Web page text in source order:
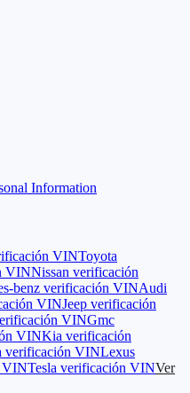
Information
VINToyota
VINNissan verificación
benz verificación VINAudi
VINJeep verificación
VINGmc
VINKia verificación
verificación VINLexus
VINTesla verificación VINVer